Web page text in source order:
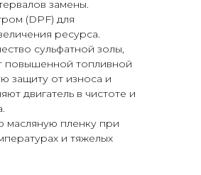
замены.
(DPF) для
ресурса.
сульфатной золы,
повышенной топливной
защиту от износа и
двигатель в чистоте и
масляную пленку при
и тяжелых